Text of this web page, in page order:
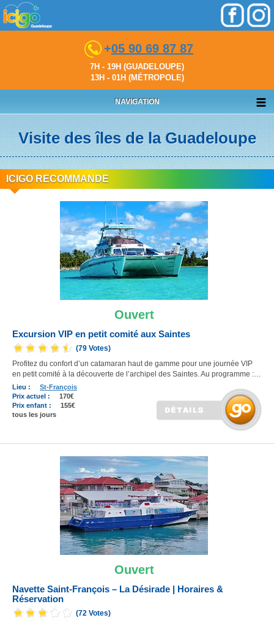
+05 90 69 87 87
7H - 19H (GUADELOUPE)
13H - 01H (MÉTROPOLE)
NAVIGATION
Visite des îles de la Guadeloupe
ICIGO RECOMMANDE
Ouvert
Excursion VIP en petit comité aux Saintes
(79 Votes)
Profitez du confort d’un catamaran haut de gamme pour une journée VIP
en petit comité à la découverte de l’archipel des Saintes. Au programme :…
Lieu :
St-François
Prix actuel :
170€
Prix enfant :
155€
tous les jours
Ouvert
Navette Saint-François – La Désirade | Horaires &
Réservation
(72 Votes)